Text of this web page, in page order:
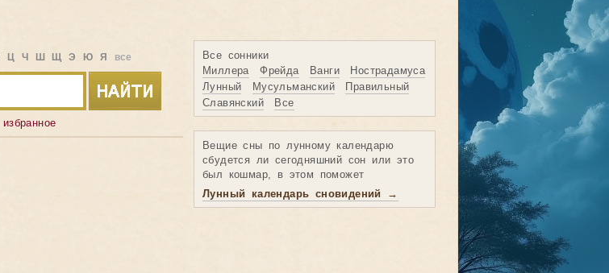
Ц Ч Ш Щ Э Ю Я все
избранное
Все сонники
Миллера
Фрейда Ванги
Нострадамуса
Лунный
Мусульманский
Правильный
Славянский
Все
Вещие сны по лунному календарю
сбудется ли сегодняшний сон или это
был кошмар, в этом поможет
Лунный календарь сновидений →